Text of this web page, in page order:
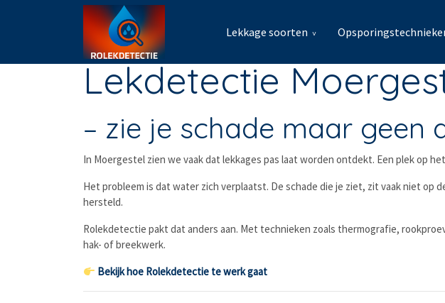
Lekkage soorten
Lekdetectie
– zie je schade maar geen
In Moergestel zien we vaak dat lekkages pas laat worden ontdekt. Een plek op
Het probleem is dat water zich verplaatst. De schade die je ziet, zit vaak niet
hersteld.
Rolekdetectie pakt dat anders aan. Met technieken zoals thermografie,
hak- of breekwerk.
Bekijk hoe Rolekdetectie te werk gaat